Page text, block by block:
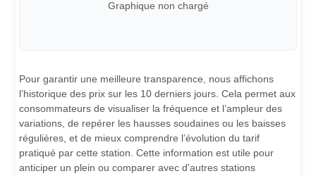
Graphique non chargé
Pour garantir une meilleure transparence, nous affichons
l’historique des prix sur les 10 derniers jours. Cela permet aux
consommateurs de visualiser la fréquence et l’ampleur des
variations, de repérer les hausses soudaines ou les baisses
régulières, et de mieux comprendre l’évolution du tarif
pratiqué par cette station. Cette information est utile pour
anticiper un plein ou comparer avec d'autres stations